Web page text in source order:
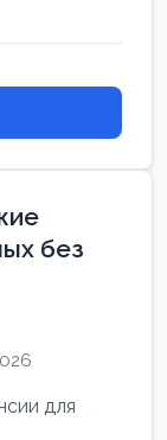
без
для